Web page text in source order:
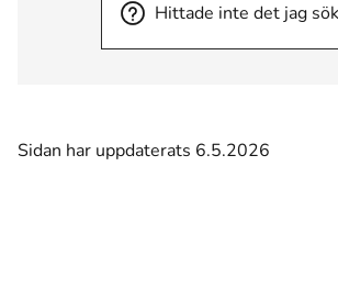
Hittade inte det jag
Sidan har uppdaterats 6.5.2026